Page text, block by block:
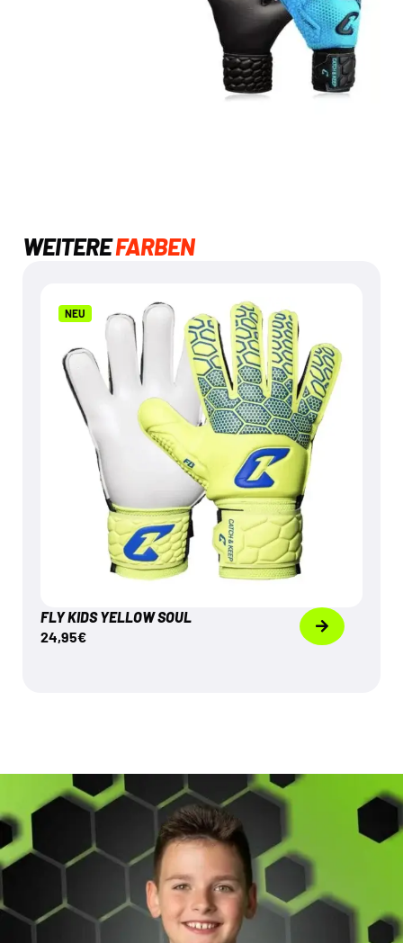
WEITEREFARBEN
NEU
FLY KIDS YELLOW SOUL
24,95€
FLY KIDS YELLOW SOUL
24,95
€
Mehr dazu